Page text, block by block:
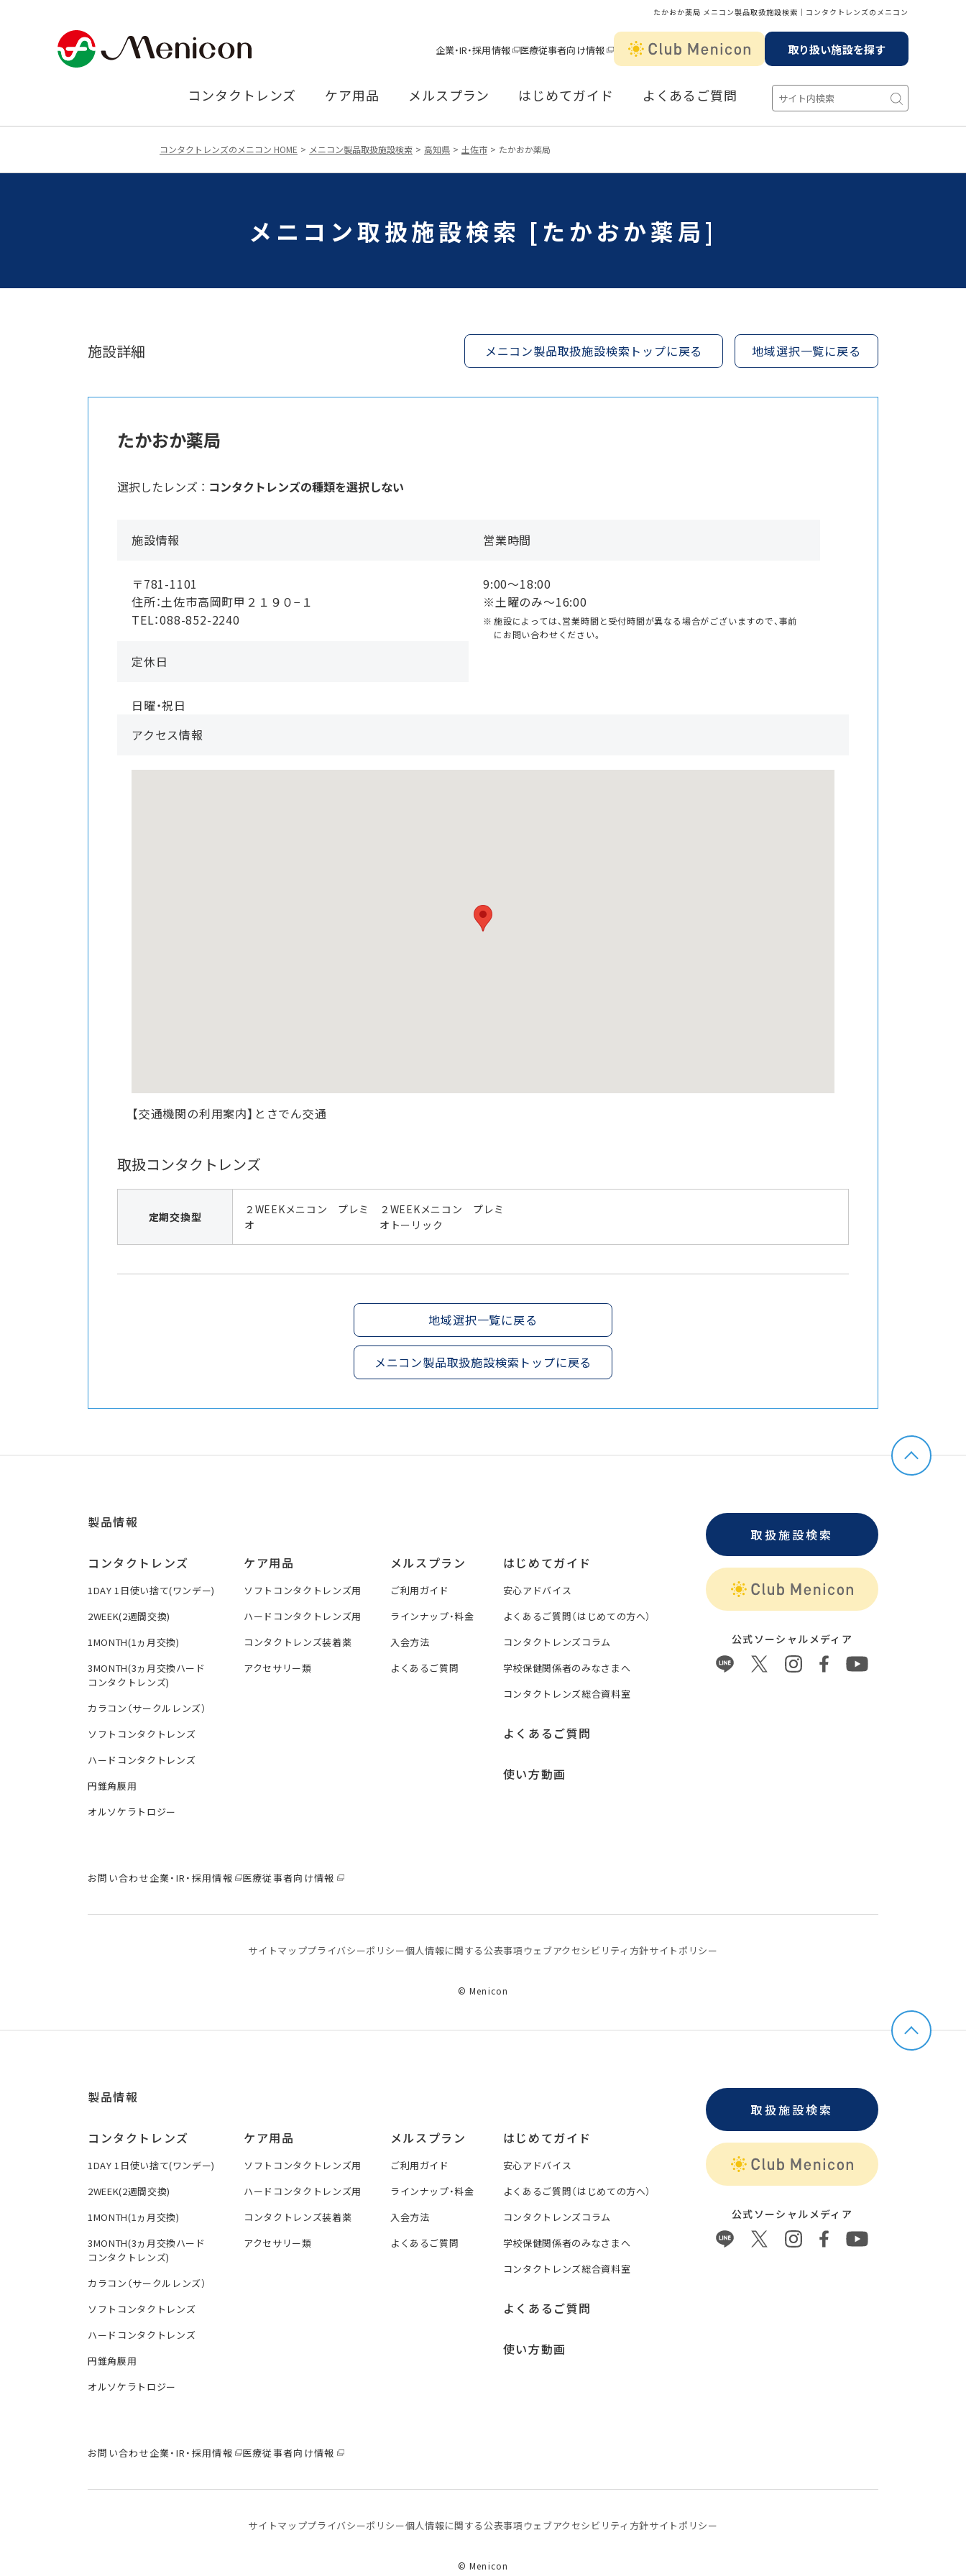
たかおか薬局 メニコン製品取扱施設検索│コンタクトレンズのメニコン
企業・IR・採用情報 医療従事者向け情報 取り扱い施設を探す
コンタクトレンズ ケア用品 メルスプラン はじめてガイド よくあるご質問
コンタクトレンズのメニコン HOME メニコン製品取扱施設検索 高知県 土佐市 たかおか薬局
メニコン取扱施設検索 [たかおか薬局]
施設詳細 メニコン製品取扱施設検索トップに戻る 地域選択一覧に戻る
たかおか薬局
選択したレンズ ： コンタクトレンズの種類を選択しない
施設情報
〒781-1101
住所：土佐市高岡町甲２１９０−１
TEL：088-852-2240
営業時間
9:00〜18:00
※土曜のみ〜16:00
施設によっては、営業時間と受付時間が異なる場合がございますので、事前
にお問い合わせください。
定休日
日曜・祝日
アクセス情報
【交通機関の利用案内】とさでん交通
取扱コンタクトレンズ
定期交換型
２WEEKメニコン プレミ
オ
２WEEKメニコン プレミ
オトーリック
地域選択一覧に戻る
メニコン製品取扱施設検索トップに戻る
製品情報
コンタクトレンズ
1DAY 1日使い捨て(ワンデー)
2WEEK(2週間交換)
1MONTH(1ヵ月交換)
3MONTH(3ヵ月交換ハード
コンタクトレンズ)
カラコン（サークルレンズ）
ソフトコンタクトレンズ
ハードコンタクトレンズ
円錐角膜用
オルソケラトロジー
ケア用品
ソフトコンタクトレンズ用
ハードコンタクトレンズ用
コンタクトレンズ装着薬
アクセサリー類
メルスプラン
ご利用ガイド
ラインナップ・料金
入会方法
よくあるご質問
はじめてガイド
安心アドバイス
よくあるご質問（はじめての方へ）
コンタクトレンズコラム
学校保健関係者のみなさまへ
コンタクトレンズ総合資料室
よくあるご質問
使い方動画
取扱施設検索
公式ソーシャルメディア
お問い合わせ企業・IR・採用情報 医療従事者向け情報
サイトマッププライバシーポリシー個⼈情報に関する公表事項 ウェブアクセシビリティ方針サイトポリシー
© Menicon
製品情報
コンタクトレンズ
1DAY 1日使い捨て(ワンデー)
2WEEK(2週間交換)
1MONTH(1ヵ月交換)
3MONTH(3ヵ月交換ハード
コンタクトレンズ)
カラコン（サークルレンズ）
ソフトコンタクトレンズ
ハードコンタクトレンズ
円錐角膜用
オルソケラトロジー
ケア用品
ソフトコンタクトレンズ用
ハードコンタクトレンズ用
コンタクトレンズ装着薬
アクセサリー類
メルスプラン
ご利用ガイド
ラインナップ・料金
入会方法
よくあるご質問
はじめてガイド
安心アドバイス
よくあるご質問（はじめての方へ）
コンタクトレンズコラム
学校保健関係者のみなさまへ
コンタクトレンズ総合資料室
よくあるご質問
使い方動画
取扱施設検索
公式ソーシャルメディア
お問い合わせ企業・IR・採用情報 医療従事者向け情報
サイトマッププライバシーポリシー個⼈情報に関する公表事項 ウェブアクセシビリティ方針サイトポリシー
© Menicon